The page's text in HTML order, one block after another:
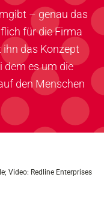
– genau das
für die Firma
ihn das Konzept
dem es um die
den Menschen
Video: Redline Enterprises